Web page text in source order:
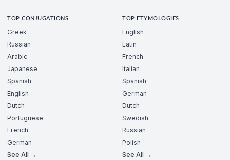
TOP CONJUGATIONS
Greek
Russian
Arabic
Japanese
Spanish
English
Dutch
Portuguese
French
German
See All →
TOP ETYMOLOGIES
English
Latin
French
Italian
Spanish
German
Dutch
Swedish
Russian
Polish
See All →